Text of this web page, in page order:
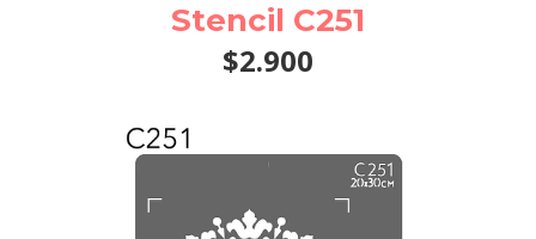
Stencil C251
$2.900